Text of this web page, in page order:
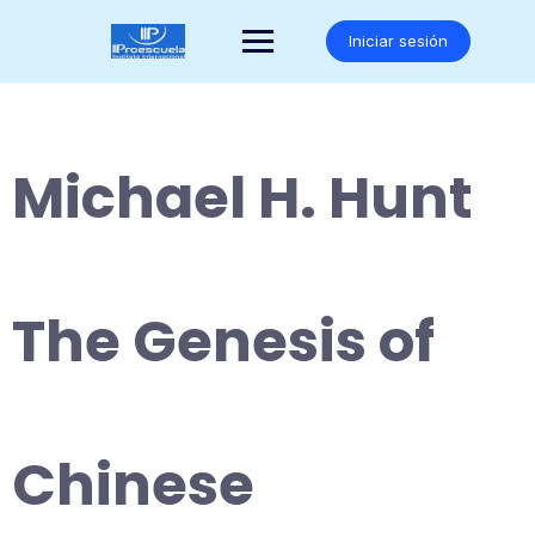
Iniciar sesión
Michael H. Hunt
The Genesis of
Chinese